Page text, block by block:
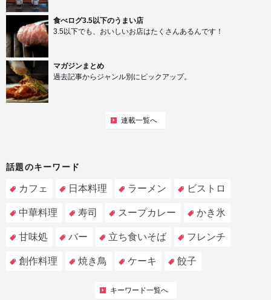
食べログ3.5以下のうまい店
3.5以下でも、おいしいお店はたくさんあるんです！
マガジンまとめ
過去記事からジャンル別にピックアップ。
連載一覧へ
話題のキーワード
カフェ 日本料理 ラーメン ビストロ
中華料理 寿司 スープカレー かき氷
甘味処 バー 立ち食いそば フレンチ
創作料理 焼き鳥 ケーキ 餃子
キーワード一覧へ